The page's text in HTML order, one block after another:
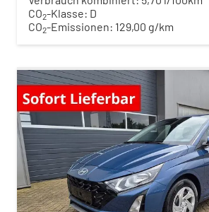
CO2-Klasse: D
CO2-Emissionen: 129,00 g/km